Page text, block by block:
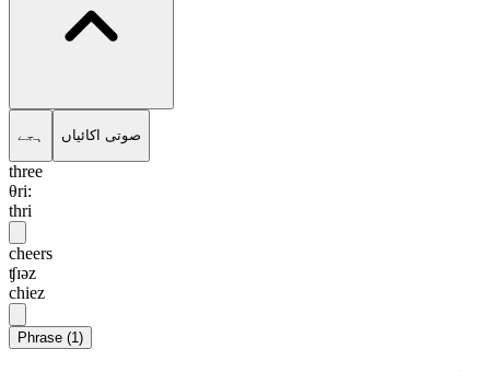
ہجے صوتی اکائیاں
three
θri:
thri
cheers
ʧɪəz
chiez
Phrase (1)